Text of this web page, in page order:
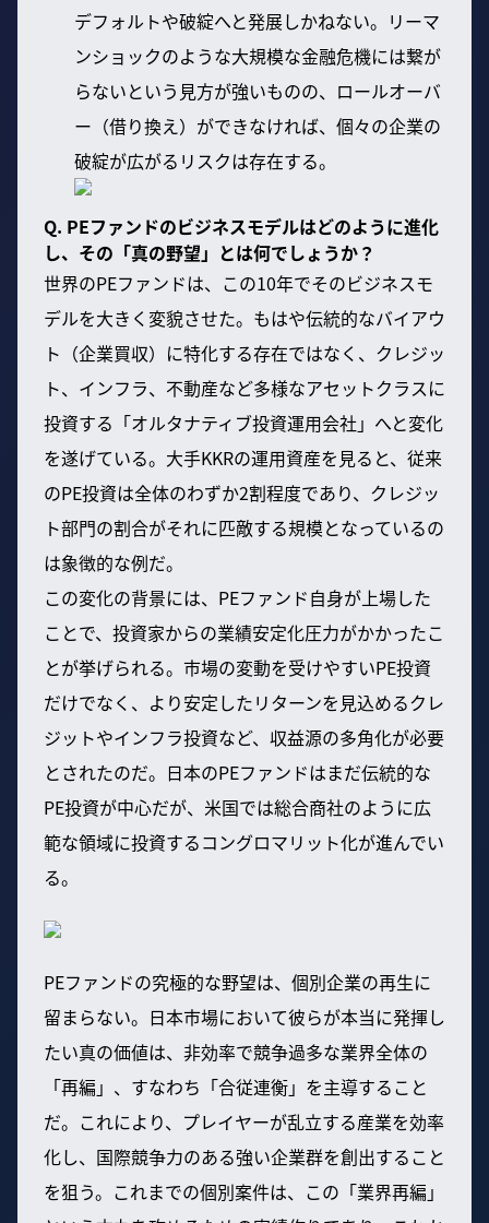
デフォルトや破綻へと発展しかねない。リーマ
ンショックのような大規模な金融危機には繋が
らないという見方が強いものの、ロールオーバ
ー（借り換え）ができなければ、個々の企業の
破綻が広がるリスクは存在する。
Q. PEファンドのビジネスモデルはどのように進化
し、その「真の野望」とは何でしょうか？
世界のPEファンドは、この10年でそのビジネスモ
デルを大きく変貌させた。もはや伝統的なバイアウ
ト（企業買収）に特化する存在ではなく、クレジッ
ト、インフラ、不動産など多様なアセットクラスに
投資する「オルタナティブ投資運用会社」へと変化
を遂げている。大手KKRの運用資産を見ると、従来
のPE投資は全体のわずか2割程度であり、クレジッ
ト部門の割合がそれに匹敵する規模となっているの
は象徴的な例だ。
この変化の背景には、PEファンド自身が上場した
ことで、投資家からの業績安定化圧力がかかったこ
とが挙げられる。市場の変動を受けやすいPE投資
だけでなく、より安定したリターンを見込めるクレ
ジットやインフラ投資など、収益源の多角化が必要
とされたのだ。日本のPEファンドはまだ伝統的な
PE投資が中心だが、米国では総合商社のように広
範な領域に投資するコングロマリット化が進んでい
る。
PEファンドの究極的な野望は、個別企業の再生に
留まらない。日本市場において彼らが本当に発揮し
たい真の価値は、非効率で競争過多な業界全体の
「再編」、すなわち「合従連衡」を主導すること
だ。これにより、プレイヤーが乱立する産業を効率
化し、国際競争力のある強い企業群を創出すること
を狙う。これまでの個別案件は、この「業界再編」